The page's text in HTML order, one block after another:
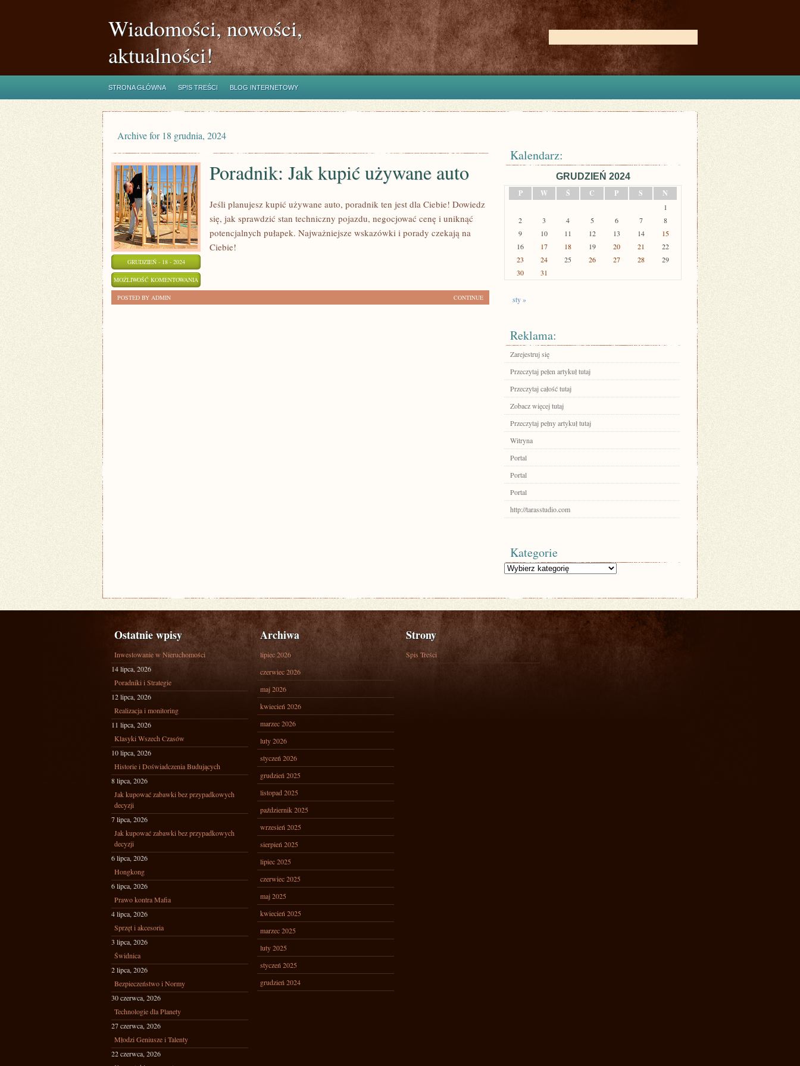
Wiadomości, nowości,
aktualności!
STRONA GŁÓWNA SPIS TREŚCI BLOG INTERNETOWY
Archive for 18 grudnia, 2024
GRUDZIEŃ - 18 - 2024
MOŻLIWOŚĆ KOMENTOWANIA
ZOSTAŁA WYŁĄCZONA
Poradnik: Jak kupić używane auto
Jeśli planujesz kupić używane auto, poradnik ten jest dla Ciebie! Dowiedz
się, jak sprawdzić stan techniczny pojazdu, negocjować cenę i uniknąć
potencjalnych pułapek. Najważniejsze wskazówki i porady czekają na
Ciebie!
CONTINUE
POSTED BY ADMIN
Kalendarz:
GRUDZIEŃ 2024
P
W Ś C P S N
1
2
3 4 5 6 7
8
9
10 11 12 13 14
15
16
17 18 19 20 21
22
23
24 25 26 27 28
29
30
31
sty »
Reklama:
Zarejestruj się
Przeczytaj pełen artykuł tutaj
Przeczytaj całość tutaj
Zobacz więcej tutaj
Przeczytaj pełny artykuł tutaj
Witryna
Portal
Portal
Portal
http://tarasstudio.com
Kategorie
Kategorie
Ostatnie wpisy
Inwestowanie w Nieruchomości
14 lipca, 2026
Poradniki i Strategie
12 lipca, 2026
Realizacja i monitoring
11 lipca, 2026
Klasyki Wszech Czasów
10 lipca, 2026
Historie i Doświadczenia Budujących
8 lipca, 2026
Jak kupować zabawki bez przypadkowych
decyzji
7 lipca, 2026
Jak kupować zabawki bez przypadkowych
decyzji
6 lipca, 2026
Hongkong
6 lipca, 2026
Prawo kontra Mafia
4 lipca, 2026
Sprzęt i akcesoria
3 lipca, 2026
Świdnica
2 lipca, 2026
Bezpieczeństwo i Normy
30 czerwca, 2026
Technologie dla Planety
27 czerwca, 2026
Młodzi Geniusze i Talenty
22 czerwca, 2026
Archiwa
lipiec 2026
czerwiec 2026
maj 2026
kwiecień 2026
marzec 2026
luty 2026
styczeń 2026
grudzień 2025
listopad 2025
październik 2025
wrzesień 2025
sierpień 2025
lipiec 2025
czerwiec 2025
maj 2025
kwiecień 2025
marzec 2025
luty 2025
styczeń 2025
grudzień 2024
Strony
Spis Treści